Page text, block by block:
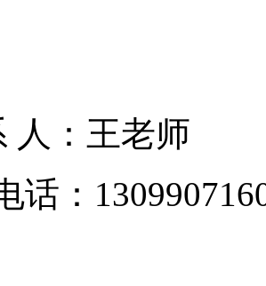
：王老师
：